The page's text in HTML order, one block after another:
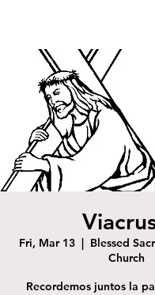
Fri, Mar 13
  |
Blessed
Church
Recordemos juntos la